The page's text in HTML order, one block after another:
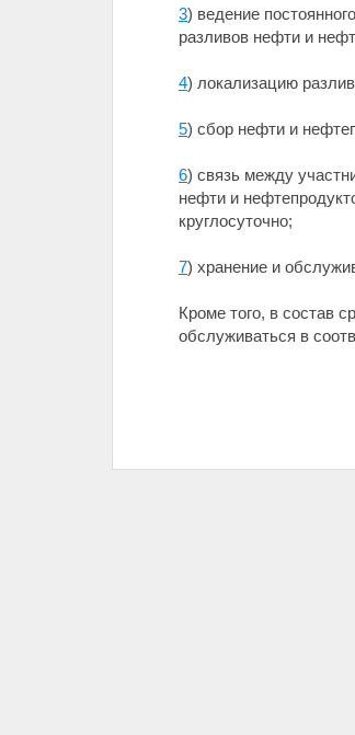
3) ведение
разливов нефти и
4) локализацию
5) сбор нефти и
6) связь между
нефти и
круглосуточно;
7) хранение и
Кроме того, в состав
обслуживаться в